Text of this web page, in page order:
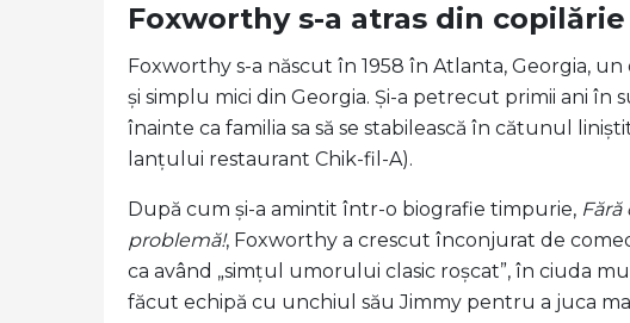
Foxworthy s-a atras din
Foxworthy s-a născut în 1958 în Atlanta, Georgia,
și simplu mici din Georgia. Și-a petrecut primii ani în
înainte ca familia sa să se stabilească în cătunul
lanțului restaurant Chik-fil-A).
După cum și-a amintit într-o biografie timpurie, Fără
problemă!, Foxworthy a crescut înconjurat de
ca având „simțul umorului clasic roșcat”, în ciuda
făcut echipă cu unchiul său Jimmy pentru a juca